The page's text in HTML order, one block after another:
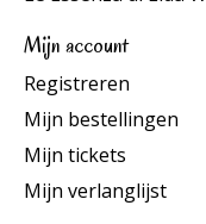
Mijn account
Registreren
Mijn bestellingen
Mijn tickets
Mijn verlanglijst